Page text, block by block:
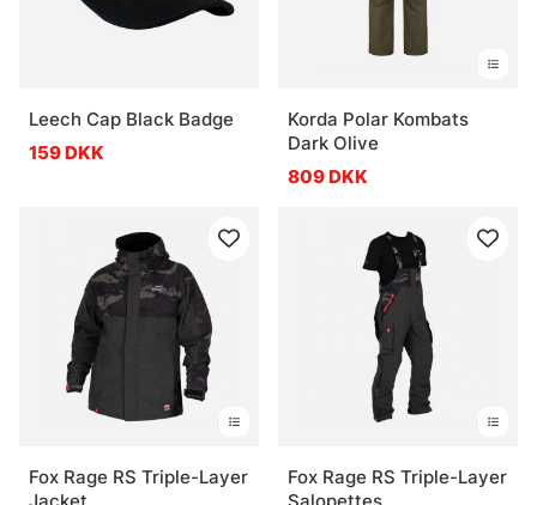
Leech Cap Black Badge
159 DKK
Korda Polar Kombats
Dark Olive
809 DKK
Fox Rage RS Triple-Layer
Jacket
Fox Rage RS Triple-Layer
Salopettes